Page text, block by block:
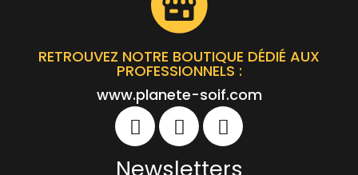
RETROUVEZ NOTRE BOUTIQUE DÉDIÉ AUX
PROFESSIONNELS :
www.planete-soif.com